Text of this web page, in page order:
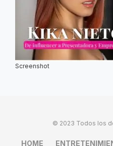
Screenshot
© 2023 Todos los
HOME